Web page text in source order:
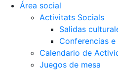
Área social
Activitats Socials
Salidas
Conferencias
Calendario de
Juegos de mesa